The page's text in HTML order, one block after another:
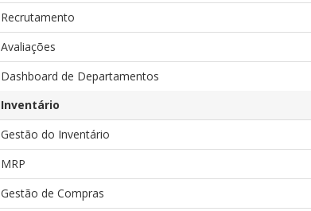
Recrutamento
Avaliações
Dashboard de Departamentos
Inventário
Gestão do Inventário
MRP
Gestão de Compras